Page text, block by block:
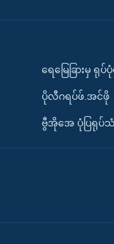
ရေမြေခြားမှ ရုပ်
ပိုလီဂရပ်ဖ်.အင်ဖို
ဗွီအိုအေ ပုံပြရုပ်သံ